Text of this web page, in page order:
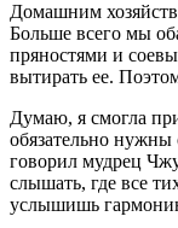
Домашним
Больше всего мы
пряностями и
вытирать ее.
Думаю, я смогла
обязательно
говорил мудрец
слышать, где все
услышишь